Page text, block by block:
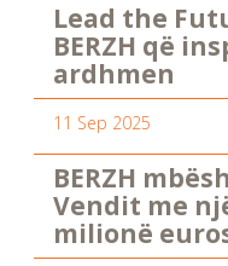
Lead the
BERZH që
ardhmen
11 Sep 2025
BERZH
Vendit me
milionë